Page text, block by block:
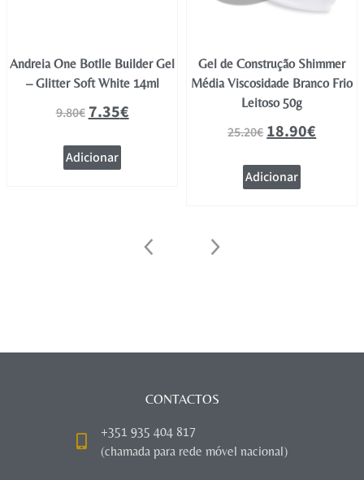
Andreia One Botlle Builder Gel
– Glitter Soft White 14ml
9.80€7.35€
Adicionar
Gel de Construção Shimmer
Média Viscosidade Branco Frio
Leitoso 50g
25.20€18.90€
Adicionar
CONTACTOS
+351 935 404 817
(chamada para rede móvel nacional)